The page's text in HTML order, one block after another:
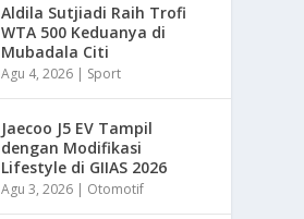
Aldila Sutjiadi Raih Trofi
WTA 500 Keduanya di
Mubadala Citi
Agu 4, 2026 | Sport
Jaecoo J5 EV Tampil
dengan Modifikasi
Lifestyle di GIIAS 2026
Agu 3, 2026 | Otomotif